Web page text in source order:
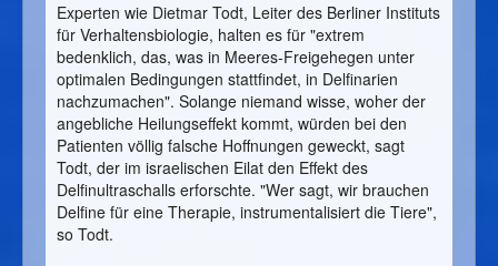
Experten wie Dietmar Todt, Leiter des Berliner Instituts
für Verhaltensbiologie, halten es für "extrem
bedenklich, das, was in Meeres-Freigehegen unter
optimalen Bedingungen stattfindet, in Delfinarien
nachzumachen". Solange niemand wisse, woher der
angebliche Heilungseffekt kommt, würden bei den
Patienten völlig falsche Hoffnungen geweckt, sagt
Todt, der im israelischen Eilat den Effekt des
Delfinultraschalls erforschte. "Wer sagt, wir brauchen
Delfine für eine Therapie, instrumentalisiert die Tiere",
so Todt.